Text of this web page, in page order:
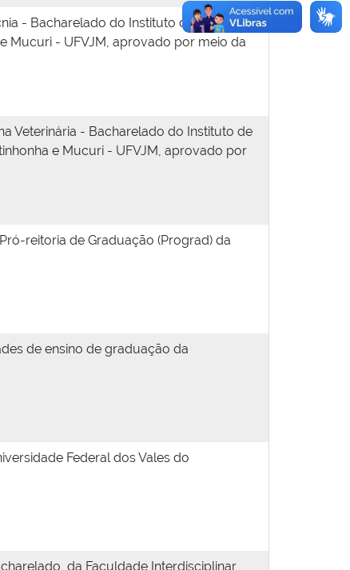
- Bacharelado do Instituto de Ciências
Mucuri - UFVJM, aprovado por meio da
Veterinária - Bacharelado do Instituto de
e Mucuri - UFVJM, aprovado por
reitoria de Graduação (Prograd) da
de ensino de graduação da
Federal dos Vales do
da Faculdade Interdisciplinar